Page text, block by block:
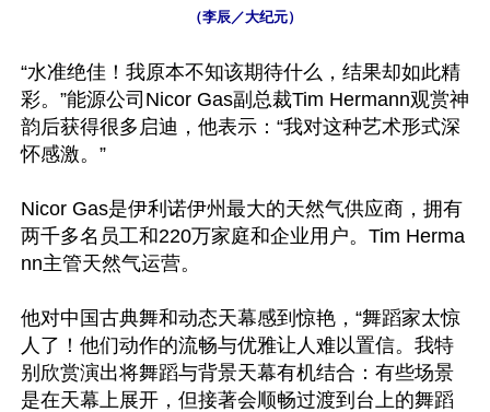
（李辰／大纪元）
“水准绝佳！我原本不知该期待什么，结果却如此精
彩。”能源公司Nicor Gas副总裁Tim Hermann观赏神
韵后获得很多启迪，他表示：“我对这种艺术形式深
怀感激。”
Nicor Gas是伊利诺伊州最大的天然气供应商，拥有
两千多名员工和220万家庭和企业用户。Tim Herma
nn主管天然气运营。
他对中国古典舞和动态天幕感到惊艳，“舞蹈家太惊
人了！他们动作的流畅与优雅让人难以置信。我特
别欣赏演出将舞蹈与背景天幕有机结合：有些场景
是在天幕上展开，但接著会顺畅过渡到台上的舞蹈